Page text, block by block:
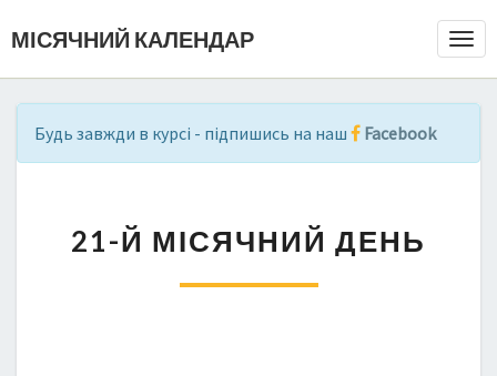
МІСЯЧНИЙ КАЛЕНДАР
Будь завжди в курсі - підпишись на наш Facebook
1
Й
21-Й МІСЯЧНИЙ ДЕНЬ